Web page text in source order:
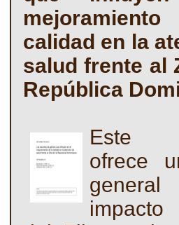
calidad en la
salud frente al
República
Este
ofrece